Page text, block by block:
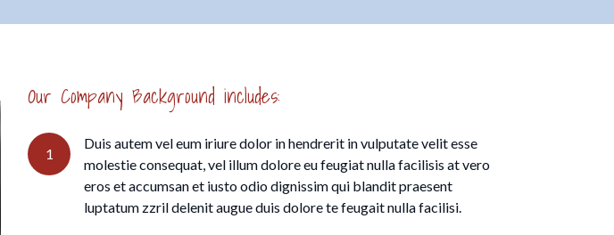
Our Company Background includes:
1
Duis autem vel eum iriure dolor in hendrerit in vulputate velit esse
molestie consequat, vel illum dolore eu feugiat nulla facilisis at vero
eros et accumsan et iusto odio dignissim qui blandit praesent
luptatum zzril delenit augue duis dolore te feugait nulla facilisi.